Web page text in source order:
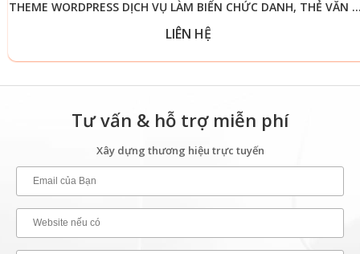
THEME WORDPRESS DỊCH VỤ LÀM
LIÊN HỆ
Tư vấn & hỗ trợ miễn phí
Xây dựng thương hiệu trực tuyến